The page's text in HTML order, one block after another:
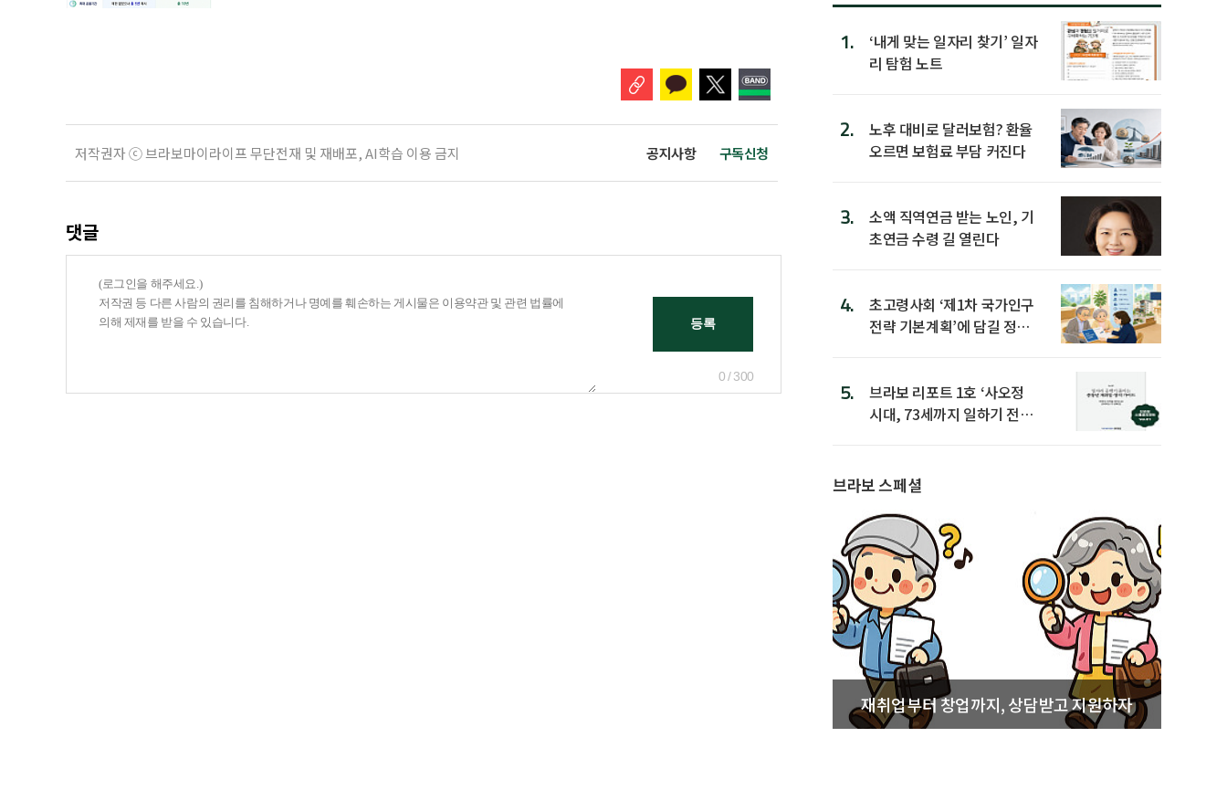
저작권자 ⓒ 브라보마이라이프 무단전재 및 재배포, AI학습 이용 금지 공지사항 구독신청
댓글
0 / 300
1.
‘내게 맞는 일자리 찾기’ 일자
리 탐험 노트
2.
노후 대비로 달러보험? 환율
오르면 보험료 부담 커진다
3.
소액 직역연금 받는 노인, 기
초연금 수령 길 열린다
4.
초고령사회 ‘제1차 국가인구
전략 기본계획’에 담길 정책
5.
브라보 리포트 1호 ‘사오정
시대, 73세까지 일하기 전략’
브라보 스페셜
재취업부터 창업까지, 상담받고 지원하자